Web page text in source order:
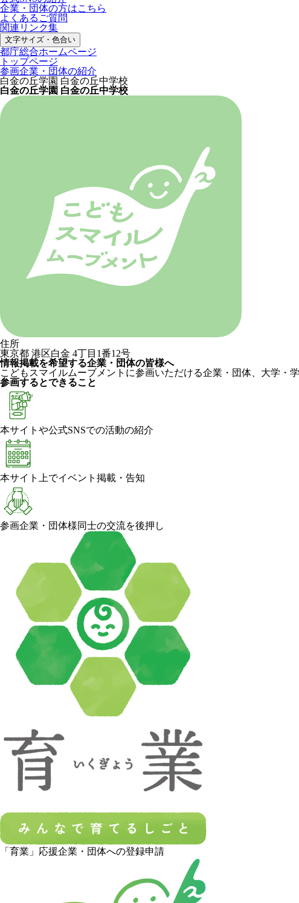
企業・団体の方はこちら
よくあるご質問
関連リンク集
文字サイズ・色合い
都庁総合ホームページ
トップページ
参画企業・団体の紹介
白金の丘学園 白金の丘中学校
白金の丘学園 白金の丘中学校
住所
東京都 港区白金 4丁目1番12号
情報掲載を希望する企業・団体の皆様へ
こどもスマイルムーブメントに参画いただける企業・団体、大学・
参画するとできること
本サイトや公式SNSでの活動の紹介
本サイト上でイベント掲載・告知
参画企業・団体様同士の交流を後押し
「育業」応援企業・団体への登録申請